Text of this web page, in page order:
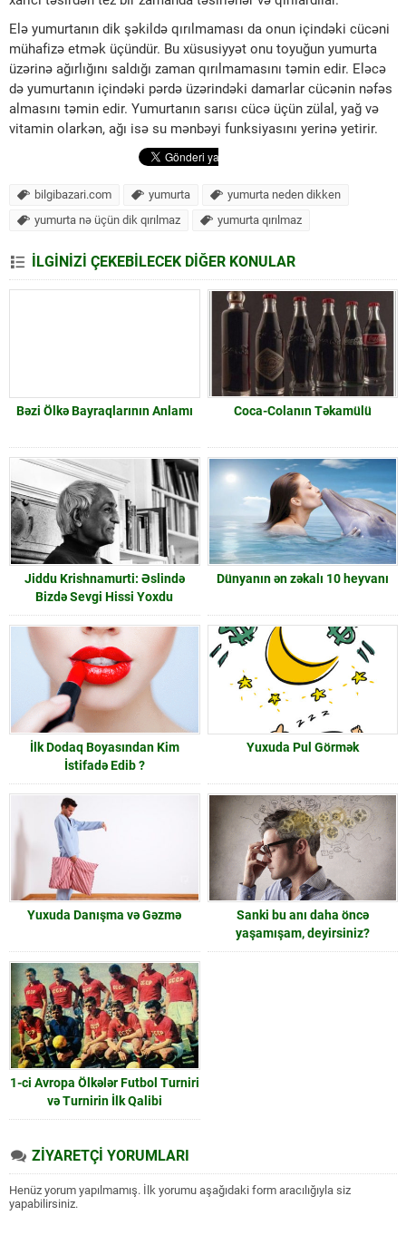
Elə yumurtanın dik şəkildə qırılmaması da onun içindəki cücəni
mühafizə etmək üçündür. Bu xüsusiyyət onu toyuğun yumurta
üzərinə ağırlığını saldığı zaman qırılmamasını təmin edir. Eləcə
də yumurtanın içindəki pərdə üzərindəki damarlar cücənin nəfəs
almasını təmin edir. Yumurtanın sarısı cücə üçün zülal, yağ və
vitamin olarkən, ağı isə su mənbəyi funksiyasını yerinə yetirir.
bilgibazari.com yumurta
yumurta neden dikken
yumurta nə üçün dik qırılmaz
yumurta qırılmaz
İLGİNİZİ ÇEKEBİLECEK DİĞER KONULAR
Bəzi Ölkə Bayraqlarının Anlamı Coca-Colanın Təkamülü
Jiddu Krishnamurti: Əslində
Bizdə Sevgi Hissi Yoxdu
Dünyanın ən zəkalı 10 heyvanı
İlk Dodaq Boyasından Kim
İstifadə Edib ?
Yuxuda Pul Görmək
Yuxuda Danışma və Gəzmə
Sanki bu anı daha öncə
yaşamışam, deyirsiniz?
1-ci Avropa Ölkələr Futbol Turniri
və Turnirin İlk Qalibi
ZİYARETÇİ YORUMLARI
Henüz yorum yapılmamış. İlk yorumu aşağıdaki form aracılığıyla siz
yapabilirsiniz.